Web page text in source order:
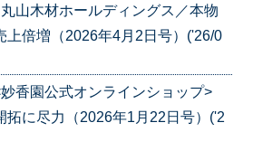
木材ホールディングス／本物
上倍増（2026年4月2日号）('26/0
香園公式オンラインショップ>
拓に尽力（2026年1月22日号）('2